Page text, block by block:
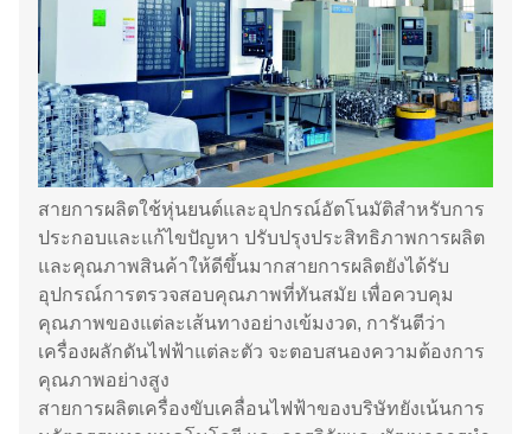
สายการผลิตใช้หุ่นยนต์และอุปกรณ์อัตโนมัติสําหรับการ
ประกอบและแก้ไขปัญหา ปรับปรุงประสิทธิภาพการผลิต
และคุณภาพสินค้าให้ดีขึ้นมากสายการผลิตยังได้รับ
อุปกรณ์การตรวจสอบคุณภาพที่ทันสมัย เพื่อควบคุม
คุณภาพของแต่ละเส้นทางอย่างเข้มงวด, การันตีว่า
เครื่องผลักดันไฟฟ้าแต่ละตัว จะตอบสนองความต้องการ
คุณภาพอย่างสูง
สายการผลิตเครื่องขับเคลื่อนไฟฟ้าของบริษัทยังเน้นการ